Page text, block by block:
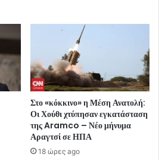
Στο «κόκκινο» η Μέση Ανατολή:
Οι Χούθι χτύπησαν εγκατάσταση
της Aramco – Νέο μήνυμα
Αραγτσί σε ΗΠΑ
18 ώρες ago